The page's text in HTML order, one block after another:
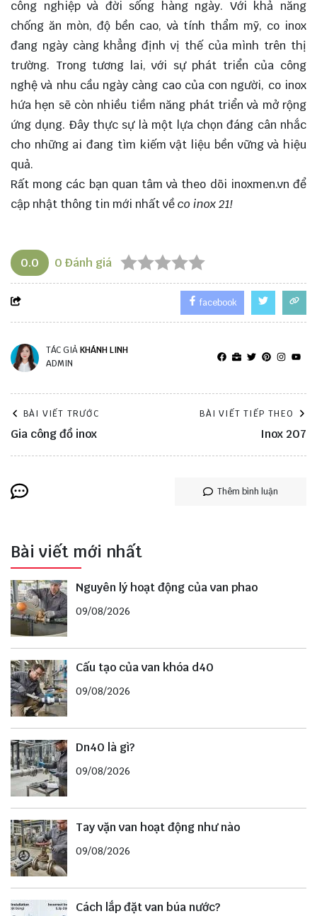
công nghiệp và đời sống hàng ngày. Với khả năng
chống ăn mòn, độ bền cao, và tính thẩm mỹ, co inox
đang ngày càng khẳng định vị thế của mình trên thị
trường. Trong tương lai, với sự phát triển của công
nghệ và nhu cầu ngày càng cao của con người, co inox
hứa hẹn sẽ còn nhiều tiềm năng phát triển và mở rộng
ứng dụng. Đây thực sự là một lựa chọn đáng cân nhắc
cho những ai đang tìm kiếm vật liệu bền vững và hiệu
quả.
Rất mong các bạn quan tâm và theo dõi inoxmen.vn để
cập nhật thông tin mới nhất vềco inox 21!
0.0 0 Đánh giá
facebook
TÁC GIẢKHÁNH LINH
ADMIN
BÀI VIẾT TRƯỚC
Gia công đồ inox
BÀI VIẾT TIẾP THEO
Inox 207
Thêm bình luận
Bài viết mới nhất
Nguyên lý hoạt động của van phao
09/08/2026
Cấu tạo của van khóa d40
09/08/2026
Dn40 là gì?
09/08/2026
Tay vặn van hoạt động như nào
09/08/2026
Cách lắp đặt van búa nước?